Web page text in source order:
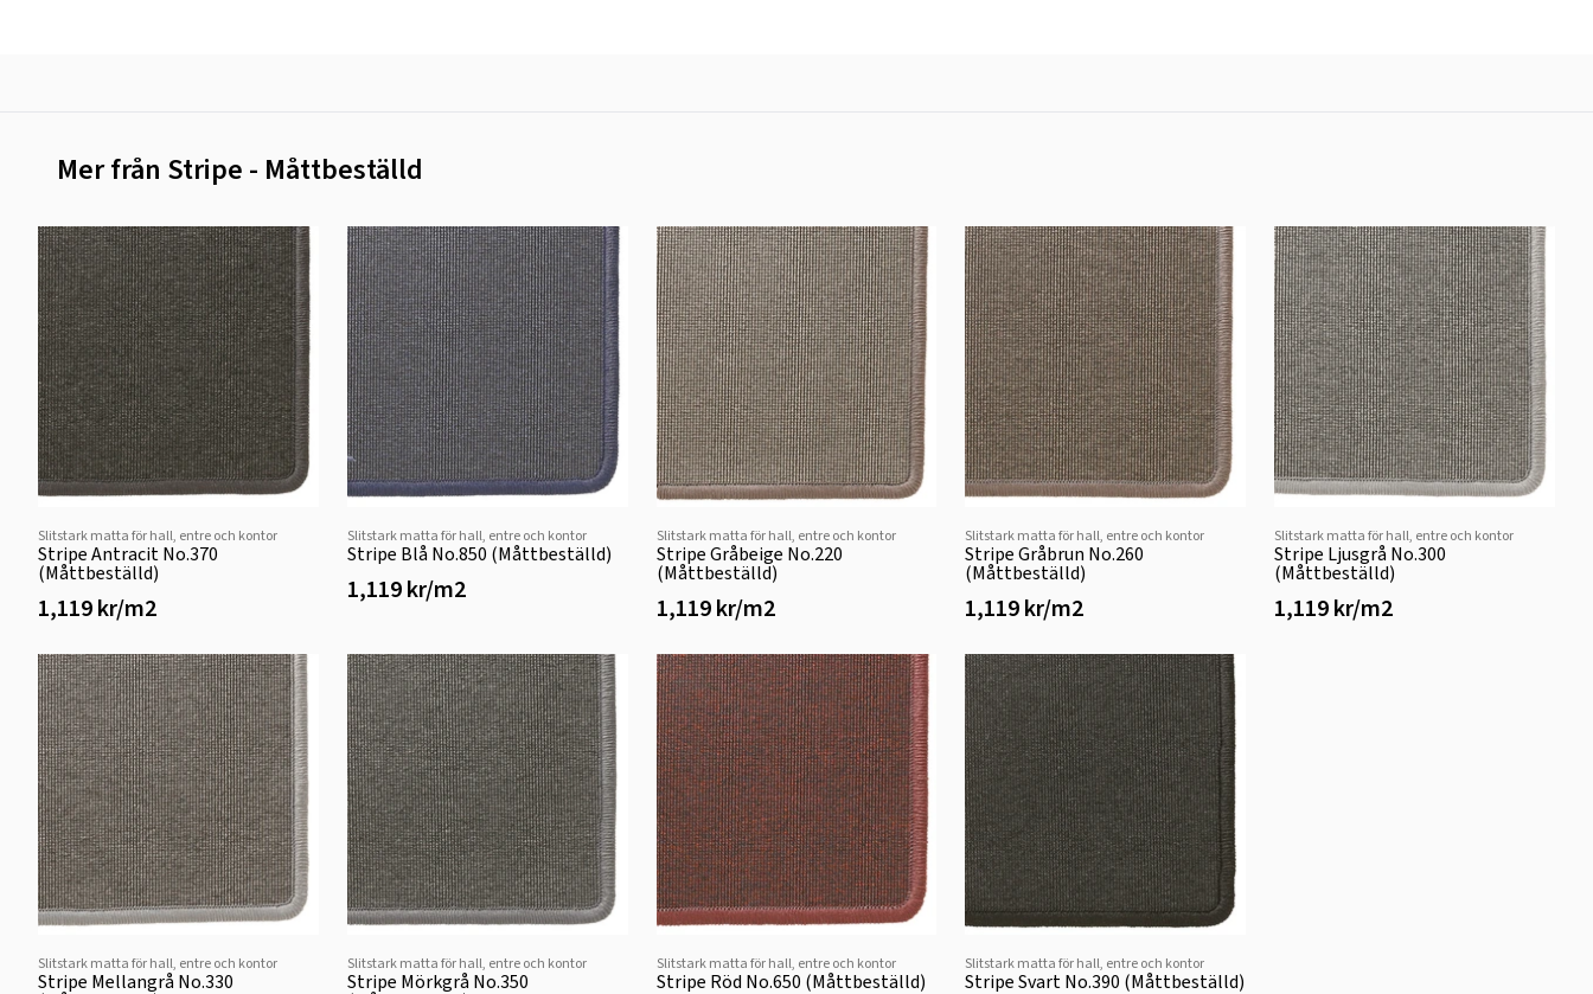
Mer från Stripe - Måttbeställd
Slitstark matta för hall, entre och kontor
Stripe Antracit No.370
(Måttbeställd)
1,119 kr/m2
Slitstark matta för hall, entre och kontor
Stripe Blå No.850 (Måttbeställd)
1,119 kr/m2
Slitstark matta för hall, entre och kontor
Stripe Gråbeige No.220
(Måttbeställd)
1,119 kr/m2
Slitstark matta för hall, entre och kontor
Stripe Gråbrun No.260
(Måttbeställd)
1,119 kr/m2
Slitstark matta för hall, entre och kontor
Stripe Ljusgrå No.300
(Måttbeställd)
1,119 kr/m2
Slitstark matta för hall, entre och kontor
Stripe Mellangrå No.330
Slitstark matta för hall, entre och kontor
Stripe Mörkgrå No.350
Slitstark matta för hall, entre och kontor
Stripe Röd No.650 (Måttbeställd)
Slitstark matta för hall, entre och kontor
Stripe Svart No.390 (Måttbeställd)